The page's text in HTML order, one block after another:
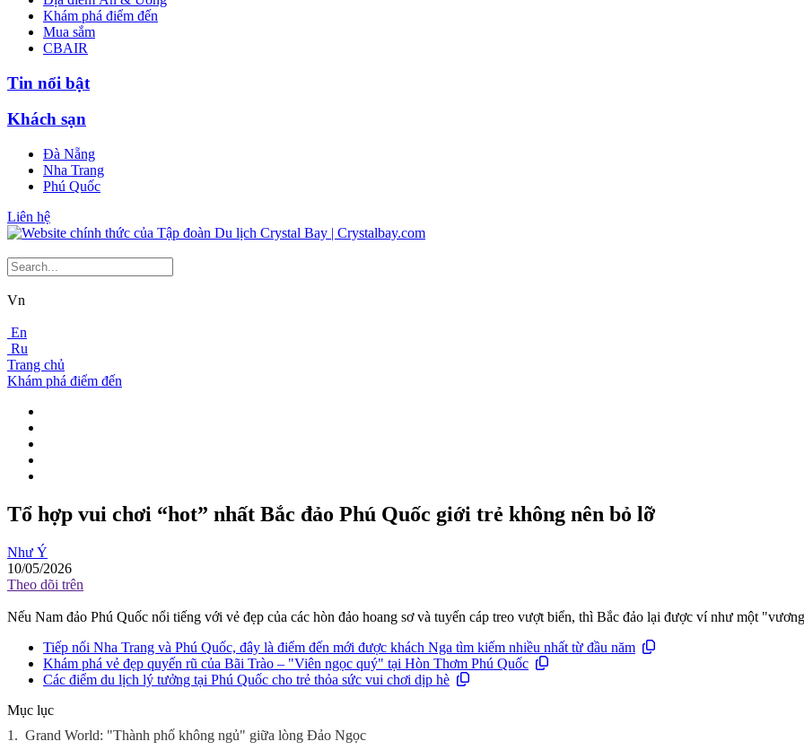
Khám phá điểm đến
Mua sắm
CBAIR
Tin nổi bật
Khách sạn
Đà Nẵng
Nha Trang
Phú Quốc
Liên hệ
Vn
En
Ru
Trang chủ
Khám phá điểm đến
Tổ hợp vui chơi “hot” nhất Bắc đảo Phú Quốc giới trẻ không nên bỏ lỡ
Như Ý
10/05/2026
Theo dõi trên
Nếu Nam đảo Phú Quốc nổi tiếng với vẻ đẹp của các hòn đảo hoang sơ và tuyến cáp treo vượt biển, thì Bắc đảo lại được ví như một
Tiếp nối Nha Trang và Phú Quốc, đây là điểm đến mới được khách Nga tìm kiếm nhiều nhất từ đầu năm
Khám phá vẻ đẹp quyến rũ của Bãi Trào – "Viên ngọc quý" tại Hòn Thơm Phú Quốc
Các điểm du lịch lý tưởng tại Phú Quốc cho trẻ thỏa sức vui chơi dịp hè
Mục lục
1. Grand World: "Thành phố không ngủ" giữa lòng Đảo Ngọc